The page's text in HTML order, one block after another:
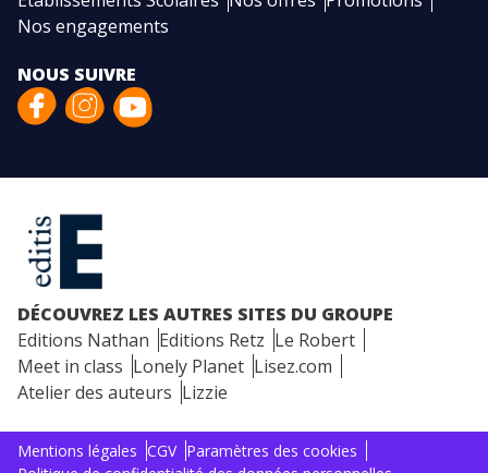
Nos engagements
NOUS SUIVRE
DÉCOUVREZ LES AUTRES SITES DU GROUPE
Editions Nathan Editions Retz Le Robert
Meet in class Lonely Planet Lisez.com
Atelier des auteurs Lizzie
Mentions légales CGV Paramètres des cookies